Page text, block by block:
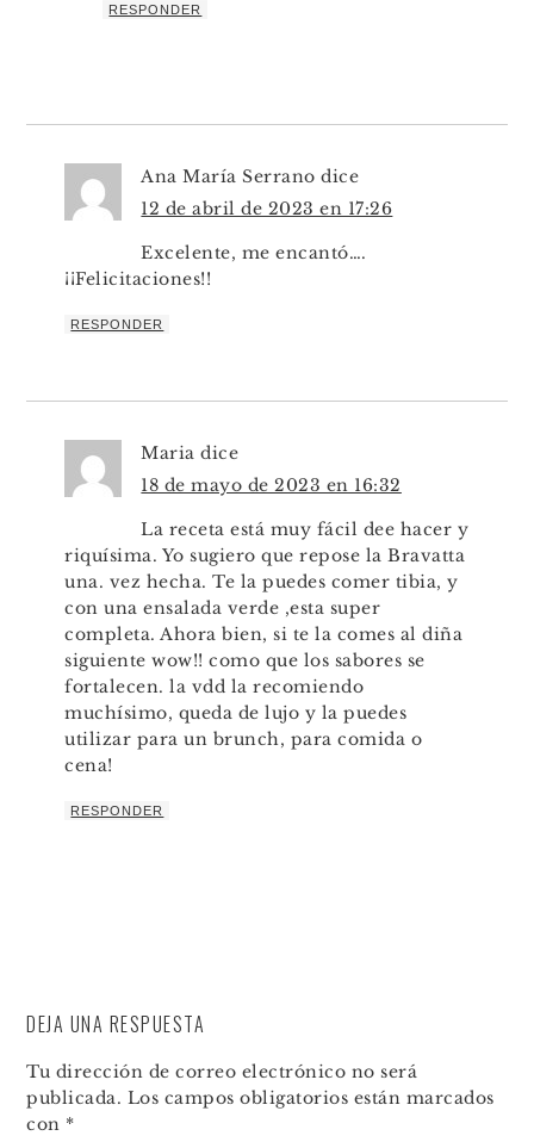
RESPONDER
Ana María Serrano dice
12 de abril de 2023 en 17:26
Excelente, me encantó….
¡¡Felicitaciones!!
RESPONDER
Maria dice
18 de mayo de 2023 en 16:32
La receta está muy fácil dee hacer y
riquísima. Yo sugiero que repose la Bravatta
una. vez hecha. Te la puedes comer tibia, y
con una ensalada verde ,esta super
completa. Ahora bien, si te la comes al diña
siguiente wow!! como que los sabores se
fortalecen. la vdd la recomiendo
muchísimo, queda de lujo y la puedes
utilizar para un brunch, para comida o
cena!
RESPONDER
DEJA UNA RESPUESTA
Tu dirección de correo electrónico no será
publicada. Los campos obligatorios están marcados
con *